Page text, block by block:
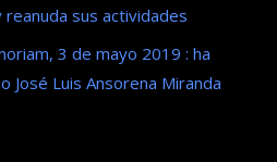
reanuda sus actividades
3 de mayo 2019 : ha
José Luis Ansorena Miranda